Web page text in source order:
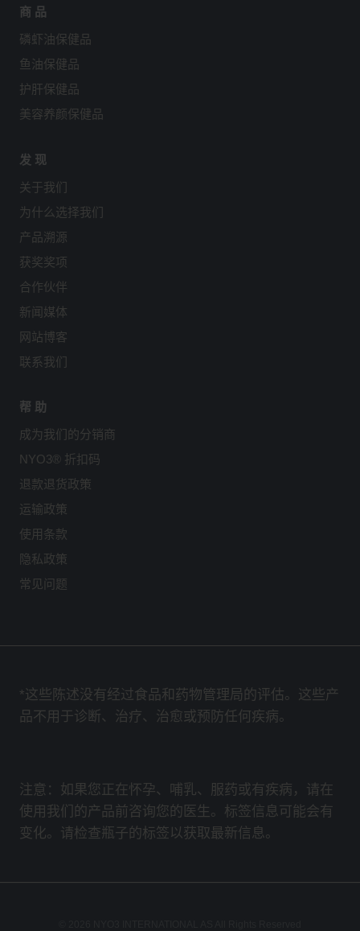
商 品
磷虾油保健品
鱼油保健品
护肝保健品
美容养颜保健品
发 现
关于我们
为什么选择我们
产品溯源
获奖奖项
合作伙伴
新闻媒体
网站博客
联系我们
帮 助
成为我们的分销商
NYO3® 折扣码
退款退货政策
运输政策
使用条款
隐私政策
常见问题
*这些陈述没有经过食品和药物管理局的评估。这些产
品不用于诊断、治疗、治愈或预防任何疾病。
注意：如果您正在怀孕、哺乳、服药或有疾病，请在
使用我们的产品前咨询您的医生。标签信息可能会有
变化。请检查瓶子的标签以获取最新信息。